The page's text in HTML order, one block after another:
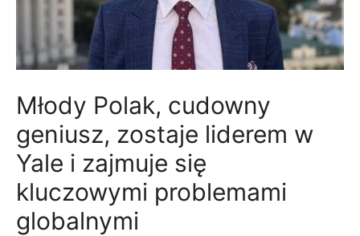
Młody Polak, cudowny
geniusz, zostaje liderem w
Yale i zajmuje się
kluczowymi problemami
globalnymi